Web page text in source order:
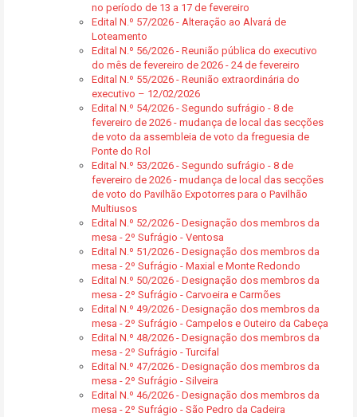
no período de 13 a 17 de fevereiro
Edital N.º 57/2026 - Alteração ao Alvará de
Loteamento
Edital N.º 56/2026 - Reunião pública do executivo
do mês de fevereiro de 2026 - 24 de fevereiro
Edital N.º 55/2026 - Reunião extraordinária do
executivo – 12/02/2026
Edital N.º 54/2026 - Segundo sufrágio - 8 de
fevereiro de 2026 - mudança de local das secções
de voto da assembleia de voto da freguesia de
Ponte do Rol
Edital N.º 53/2026 - Segundo sufrágio - 8 de
fevereiro de 2026 - mudança de local das secções
de voto do Pavilhão Expotorres para o Pavilhão
Multiusos
Edital N.º 52/2026 - Designação dos membros da
mesa - 2º Sufrágio - Ventosa
Edital N.º 51/2026 - Designação dos membros da
mesa - 2º Sufrágio - Maxial e Monte Redondo
Edital N.º 50/2026 - Designação dos membros da
mesa - 2º Sufrágio - Carvoeira e Carmões
Edital N.º 49/2026 - Designação dos membros da
mesa - 2º Sufrágio - Campelos e Outeiro da Cabeça
Edital N.º 48/2026 - Designação dos membros da
mesa - 2º Sufrágio - Turcifal
Edital N.º 47/2026 - Designação dos membros da
mesa - 2º Sufrágio - Silveira
Edital N.º 46/2026 - Designação dos membros da
mesa - 2º Sufrágio - São Pedro da Cadeira